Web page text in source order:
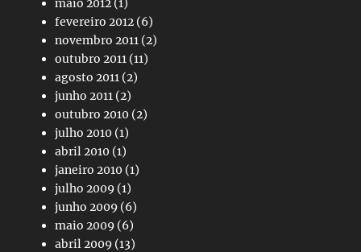
maio 2012 (1)
fevereiro 2012 (6)
novembro 2011 (2)
outubro 2011 (11)
agosto 2011 (2)
junho 2011 (2)
outubro 2010 (2)
julho 2010 (1)
abril 2010 (1)
janeiro 2010 (1)
julho 2009 (1)
junho 2009 (6)
maio 2009 (6)
abril 2009 (13)